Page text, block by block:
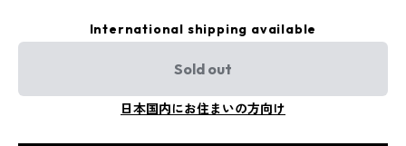
International shipping available
Sold out
日本国内にお住まいの方向け